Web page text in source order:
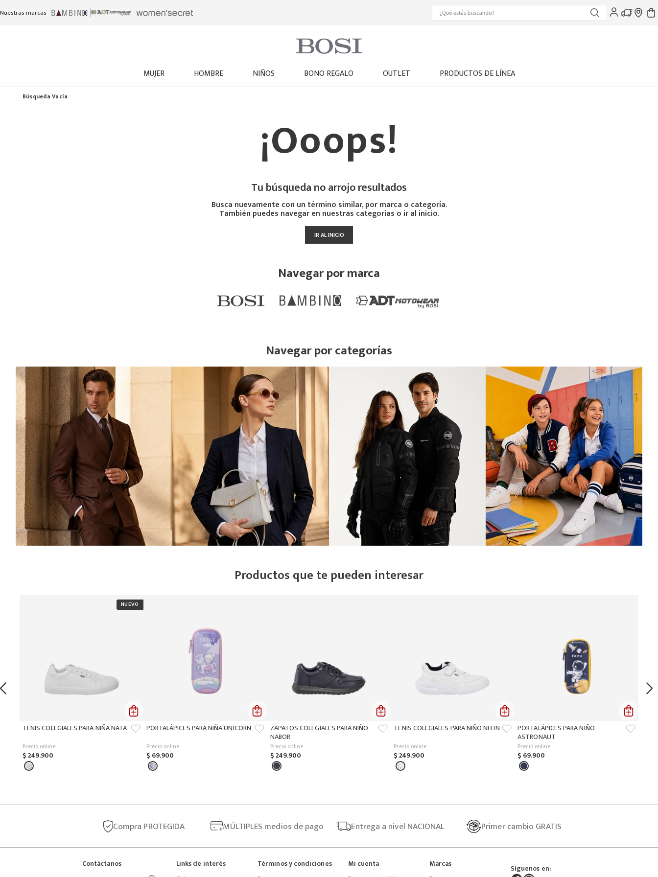
Nuestras marcas
MUJER HOMBRE NIÑOS BONO REGALO OUTLET PRODUCTOS DE LÍNEA
Búsqueda Vacía
¡Ooops!
Tu búsqueda no arrojo resultados
Busca nuevamente con un término similar, por marca o categoría.
También puedes navegar en nuestras categorías o ir al inicio.
IR AL INICIO
Navegar por marca
Navegar por categorías
Productos que te pueden interesar
TENIS COLEGIALES PARA NIÑA NATA
Precio online
$249.900
PORTALÁPICES PARA NIÑA UNICORN
Precio online
$ 69.900
ZAPATOS COLEGIALES PARA NIÑO
NABOR
Precio online
$249.900
TENIS COLEGIALES PARA NIÑO NITIN
Precio online
$249.900
PORTALÁPICES PARA NIÑO
ASTRONAUT
Precio online
$ 69.900
Compra PROTEGIDA MÚLTIPLES medios de pago Entrega a nivel NACIONAL Primercambio GRATIS
Contáctanos
Links de interés Términos y condiciones Mi cuenta Marcas Síguenos en: